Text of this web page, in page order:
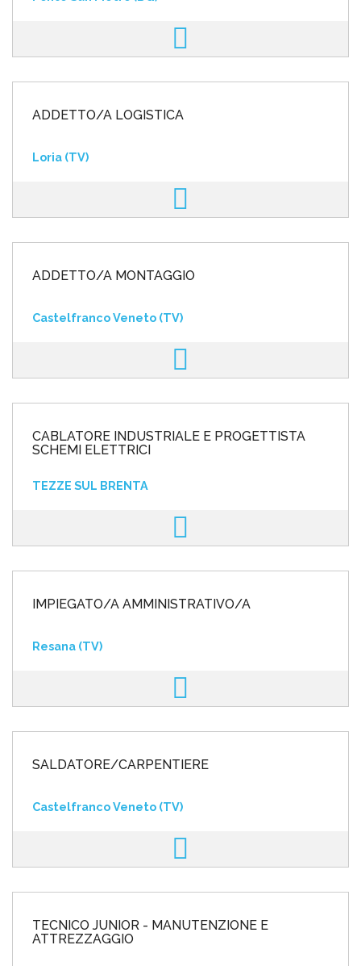
ADDETTO/A LOGISTICA
Loria (TV)
ADDETTO/A MONTAGGIO
Castelfranco Veneto (TV)
CABLATORE INDUSTRIALE E PROGETTISTA
SCHEMI ELETTRICI
TEZZE SUL BRENTA
IMPIEGATO/A AMMINISTRATIVO/A
Resana (TV)
SALDATORE/CARPENTIERE
Castelfranco Veneto (TV)
TECNICO JUNIOR - MANUTENZIONE E
ATTREZZAGGIO